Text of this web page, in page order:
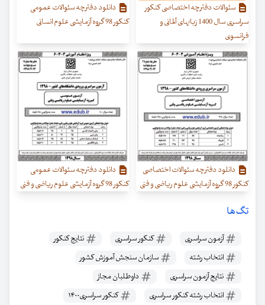
سئوالات دفترچه اختصاصی کنکور
سراسری سال 1400 زبانهای آلمانی و
فرانسوی
دانلود دفترچه سئوالات عمومی
کنکور 98 گروه آزمایشی علوم انسانی
دانلود دفترچه سئوالات اختصاصی
کنکور 98 گروه آزمایشی علوم ریاضی و فنی
دانلود دفترچه سئوالات عمومی
کنکور 98 گروه آزمایشی علوم ریاضی و فنی
تگ‌ها
آزمون سراسری کنکور سراسری
نتایج کنکور
انتخاب رشته
سازمان سنجش آموزش کشور
نتایج آزمون سراسری
داوطلبان مجاز
انتخاب رشته کنکور سراسری
کنکور سراسری۱۴۰۰